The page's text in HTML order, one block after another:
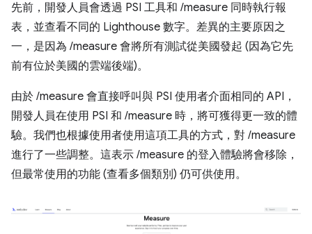
先前，開發人員會透過 PSI 工具和 /measure 同時執行報
表，並查看不同的 Lighthouse 數字。差異的主要原因之
一，是因為 /measure 會將所有測試從美國發起 (因為它先
前有位於美國的雲端後端)。
由於 /measure 會直接呼叫與 PSI 使用者介面相同的 API，
開發人員在使用 PSI 和 /measure 時，將可獲得更一致的體
驗。我們也根據使用者使用這項工具的方式，對 /measure
進行了一些調整。這表示 /measure 的登入體驗將會移除，
但最常使用的功能 (查看多個類別) 仍可供使用。